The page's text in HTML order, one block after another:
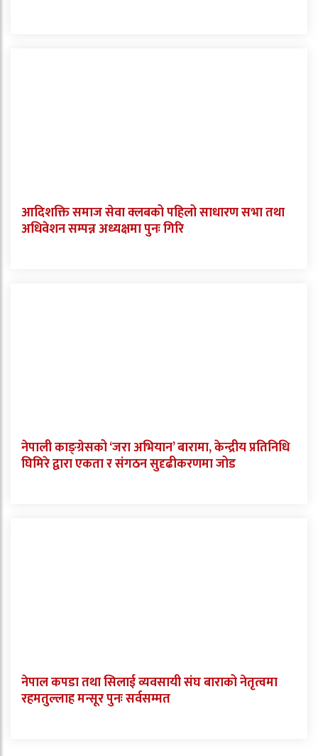
आदिशक्ति समाज सेवा क्लबको पहिलो साधारण सभा तथा
अधिवेशन सम्पन्न अध्यक्षमा पुनः गिरि
नेपाली काङ्ग्रेसको ‘जरा अभियान’ बारामा, केन्द्रीय प्रतिनिधि
घिमिरे द्वारा एकता र संगठन सुदृढीकरणमा जोड
नेपाल कपडा तथा सिलाई व्यवसायी संघ बाराको नेतृत्वमा
रहमतुल्लाह मन्सूर पुनः सर्वसम्मत